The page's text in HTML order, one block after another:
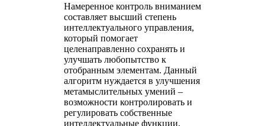
Намеренное контроль вниманием
составляет высший степень
интеллектуального управления,
который помогает
целенаправленно сохранять и
улучшать любопытство к
отобранным элементам. Данный
алгоритм нуждается в улучшения
метамыслительных умений –
возможности контролировать и
регулировать собственные
интеллектуальные функции.